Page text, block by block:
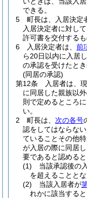
できる。
5
町長は、入居決定
入居決定者に対し
許可書を交付するも
6
入居決定者は、 前
ら20日以内に入居
の承認を受けたと
(同居の承認)
第12条
入居者は、
に同居した親族以
則で定めるところ
い。
2
町長は、 次の各号
認をしてはならない
ていることその他
が入居の際に同居
要であると認める
(1)
当該承認後の
を超えることとな
(2)
当該入居者が
れかに該当すると